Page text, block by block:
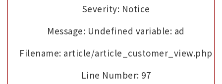
Severity: Notice
Message: Undefined variable: ad
Filename: article/article_customer_view.php
Line Number: 97